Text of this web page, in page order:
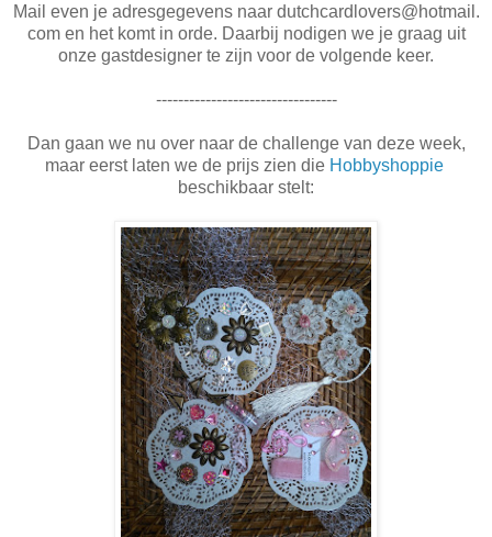
Mail even je adresgegevens naar dutchcardlovers@hotmail.
com en het komt in orde. Daarbij nodigen we je graag uit
onze gastdesigner te zijn voor de volgende keer.
---------------------------------
Dan gaan we nu over naar de challenge van deze week,
maar eerst laten we de prijs zien die Hobbyshoppie
beschikbaar stelt: